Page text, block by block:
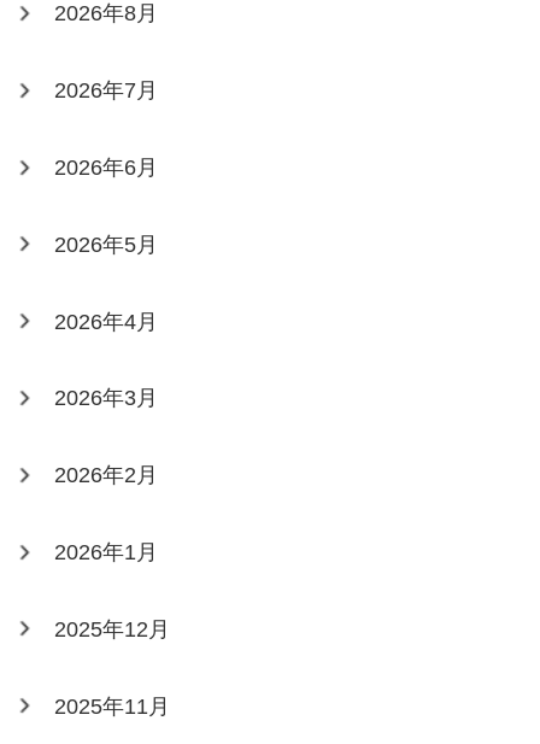
2026年8月
2026年7月
2026年6月
2026年5月
2026年4月
2026年3月
2026年2月
2026年1月
2025年12月
2025年11月